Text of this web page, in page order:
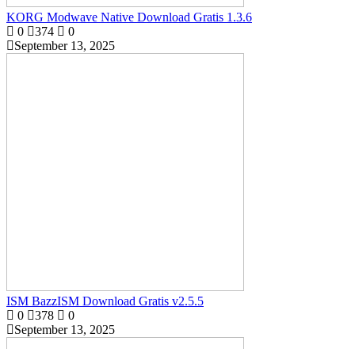
KORG Modwave Native Download Gratis 1.3.6
0
374
0
September 13, 2025
ISM BazzISM Download Gratis v2.5.5
0
378
0
September 13, 2025